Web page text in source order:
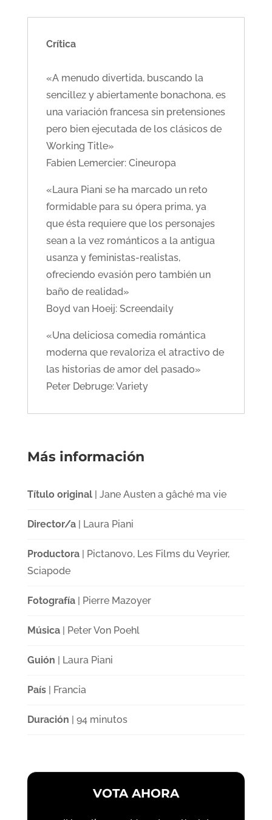
Crítica
«A menudo divertida, buscando la
sencillez y abiertamente bonachona, es
una variación francesa sin pretensiones
pero bien ejecutada de los clásicos de
Working Title»
Fabien Lemercier: Cineuropa
«Laura Piani se ha marcado un reto
formidable para su ópera prima, ya
que ésta requiere que los personajes
sean a la vez románticos a la antigua
usanza y feministas-realistas,
ofreciendo evasión pero también un
baño de realidad»
Boyd van Hoeij: Screendaily
«Una deliciosa comedia romántica
moderna que revaloriza el atractivo de
las historias de amor del pasado»
Peter Debruge: Variety
Más información
Título original| Jane Austen a gâché ma vie
Director/a| Laura Piani
Productora| Pictanovo, Les Films du Veyrier,
Sciapode
Fotografía| Pierre Mazoyer
Música| Peter Von Poehl
Guión | Laura Piani
País| Francia
Duración | 94 minutos
VOTA AHORA